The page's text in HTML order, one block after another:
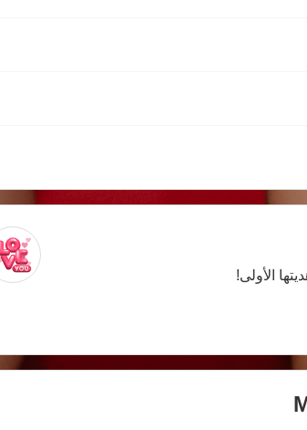
الأولى!